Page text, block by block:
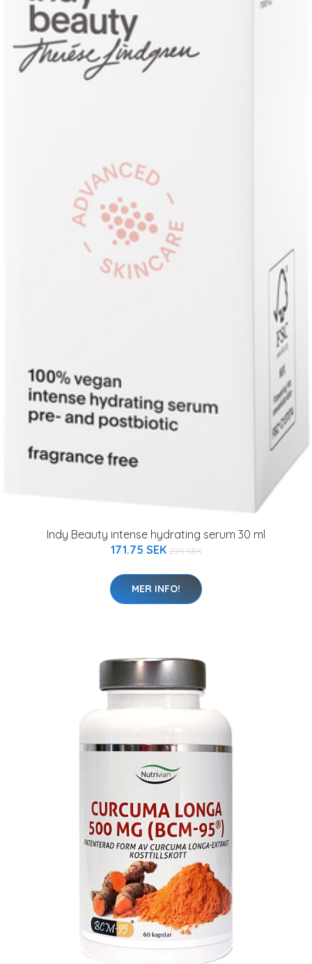
Indy Beauty intense hydrating serum 30 ml
171.75 SEK 229 SEK
MER INFO!